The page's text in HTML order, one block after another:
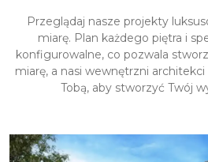
Przeglądaj nasze projekty
miarę. Plan każdego piętra i
konfigurowalne, co pozwala
miarę, a nasi wewnętrzni
Tobą, aby stworzyć Twój